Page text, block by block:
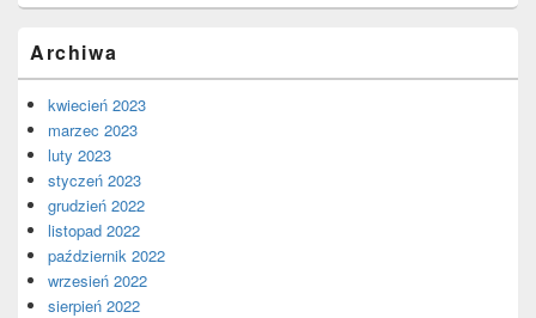
Archiwa
kwiecień 2023
marzec 2023
luty 2023
styczeń 2023
grudzień 2022
listopad 2022
październik 2022
wrzesień 2022
sierpień 2022